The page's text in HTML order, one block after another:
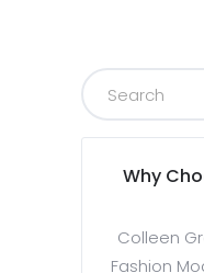
Why
Colleen
Fashion